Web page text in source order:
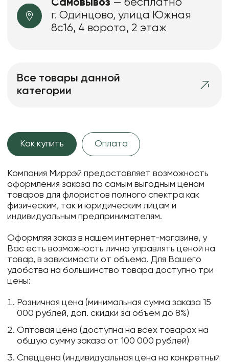
Самовывоз — бесплатно
г. Одинцово, улица Южная
8с16, 4 ворота, 2 этаж
Все товары данной
категории
Как купить Оплата
Компания Миррэй предоставляет возможность
оформления заказа по самым выгодным ценам
товаров для флористов полного спектра как
физическим, так и юридическим лицам и
индивидуальным предпринимателям.
Оформляя заказ в нашем интернет-магазине, у
Вас есть возможность лично управлять ценой на
товар, в зависимости от объема. Для Вашего
удобства на большинство товара доступно три
цены:
Розничная цена (минимальная сумма заказа 15
000 рублей, доп. скидки за объем до 8%)
Оптовая цена (доступна на всех товарах на
общую сумму заказа от 100 000 рублей)
Спеццена (индивидуальная цена на конкретный